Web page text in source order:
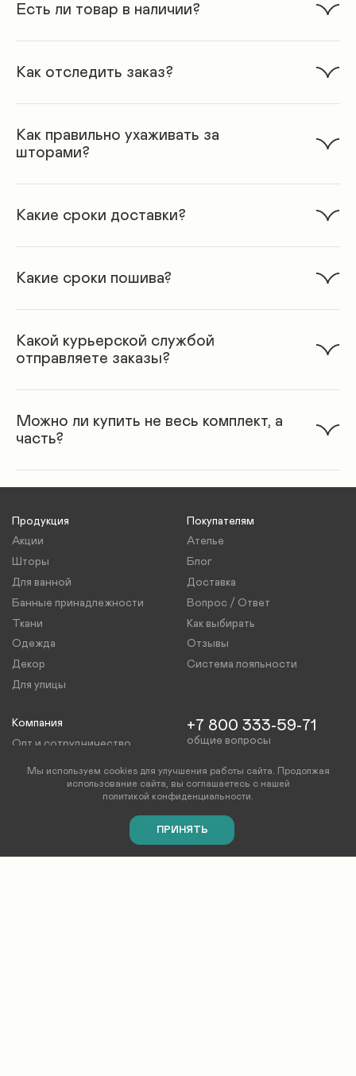
Есть ли товар в наличии?
Как отследить заказ?
Как правильно ухаживать за
шторами?
Какие сроки доставки?
Какие сроки пошива?
Какой курьерской службой
отправляете заказы?
Можно ли купить не весь комплект, а
часть?
Продукция
Акции
Шторы
Для ванной
Банные принадлежности
Ткани
Одежда
Декор
Для улицы
Покупателям
Ателье
Блог
Доставка
Вопрос / Ответ
Как выбирать
Отзывы
Система лояльности
Компания
Опт и сотрудничество
Контакты
Сертификаты
+7 800 333-59-71
общие вопросы
оптовый отдел
info@pasionaria.ru
вопросы и предложения
Избранное
Мы используем cookies для улучшения работы сайта. Продолжая
использование сайта, вы соглашаетесь с нашей
политикой конфиденциальности.
ПРИНЯТЬ